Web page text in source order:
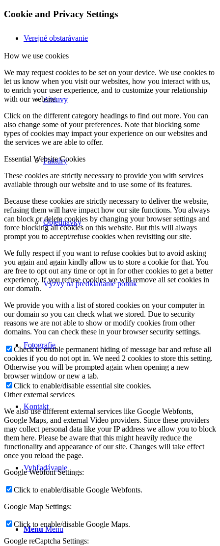
Verejné obstarávanie
Zmluvy
Faktúry
Objednávky
Výzvy na predkladanie ponúk
Fotografie
Kontakt
Vyhľadávanie
Menu Menu
Cookie and Privacy Settings
How we use cookies
We may request cookies to be set on your device. We use cookies to
let us know when you visit our websites, how you interact with us,
to enrich your user experience, and to customize your relationship
with our website.
Click on the different category headings to find out more. You can
also change some of your preferences. Note that blocking some
types of cookies may impact your experience on our websites and
the services we are able to offer.
Essential Website Cookies
These cookies are strictly necessary to provide you with services
available through our website and to use some of its features.
Because these cookies are strictly necessary to deliver the website,
refusing them will have impact how our site functions. You always
can block or delete cookies by changing your browser settings and
force blocking all cookies on this website. But this will always
prompt you to accept/refuse cookies when revisiting our site.
We fully respect if you want to refuse cookies but to avoid asking
you again and again kindly allow us to store a cookie for that. You
are free to opt out any time or opt in for other cookies to get a better
experience. If you refuse cookies we will remove all set cookies in
our domain.
We provide you with a list of stored cookies on your computer in
our domain so you can check what we stored. Due to security
reasons we are not able to show or modify cookies from other
domains. You can check these in your browser security settings.
Check to enable permanent hiding of message bar and refuse all
cookies if you do not opt in. We need 2 cookies to store this setting.
Otherwise you will be prompted again when opening a new
browser window or new a tab.
Click to enable/disable essential site cookies.
Other external services
We also use different external services like Google Webfonts,
Google Maps, and external Video providers. Since these providers
may collect personal data like your IP address we allow you to block
them here. Please be aware that this might heavily reduce the
functionality and appearance of our site. Changes will take effect
once you reload the page.
Google Webfont Settings:
Click to enable/disable Google Webfonts.
Google Map Settings:
Click to enable/disable Google Maps.
Google reCaptcha Settings: